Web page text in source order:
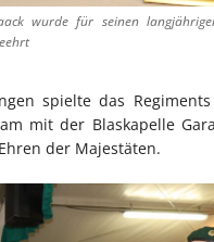
wurde für seinen
spielte das
mit der Blaskapelle
der Majestäten.